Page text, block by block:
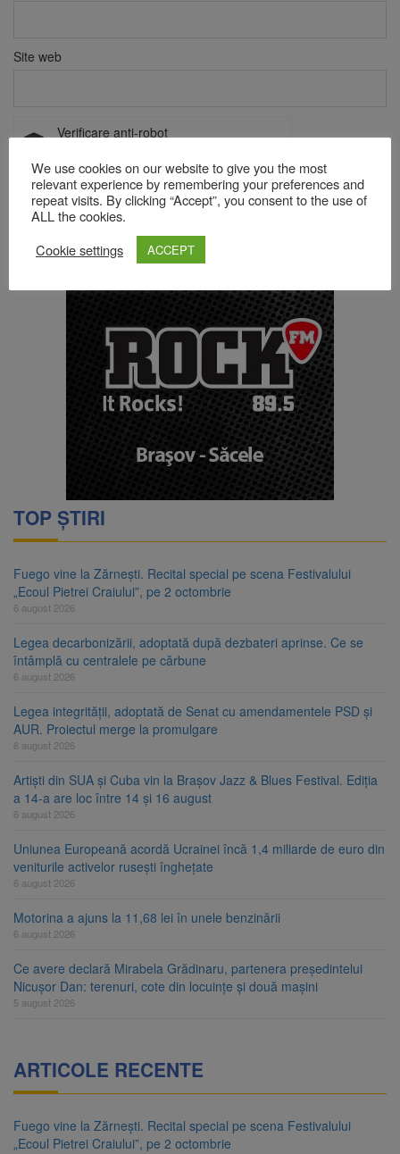
Site web
Verificare anti-robot
FriendlyCaptcha ⇗
Acest site folosește Akismet pentru a reduce spamul.
sunt procesate datele comentariilor tale
TOP ȘTIRI
Fuego vine la Zărnești. Recital special pe scena Festivalului
„Ecoul Pietrei Craiului”, pe 2 octombrie
6 august 2026
Legea decarbonizării, adoptată după dezbateri aprinse. Ce se
întâmplă cu centralele pe cărbune
6 august 2026
Legea integrității, adoptată de Senat cu amendamentele PSD și
AUR. Proiectul merge la promulgare
6 august 2026
Artiști din SUA și Cuba vin la Brașov Jazz & Blues Festival. Ediția
a 14-a are loc între 14 și 16 august
6 august 2026
Uniunea Europeană acordă Ucrainei încă 1,4 miliarde de euro din
veniturile activelor rusești înghețate
6 august 2026
Motorina a ajuns la 11,68 lei în unele benzinării
6 august 2026
Ce avere declară Mirabela Grădinaru, partenera președintelui
Nicușor Dan: terenuri, cote din locuințe și două mașini
5 august 2026
ARTICOLE RECENTE
Fuego vine la Zărnești. Recital special pe scena Festivalului
„Ecoul Pietrei Craiului”, pe 2 octombrie
We use cookies on our website to give you the most
relevant experience by remembering your preferences and
repeat visits. By clicking “Accept”, you consent to the use of
ALL the cookies.
Cookie settings
ACCEPT